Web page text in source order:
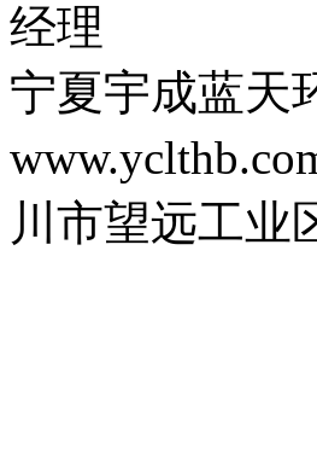
经理
宁夏宇成蓝
川市望远工业